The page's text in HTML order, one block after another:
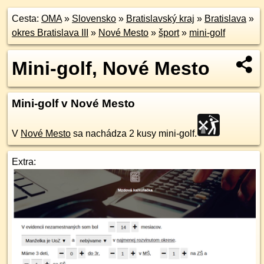
Cesta: OMA» Slovensko » Bratislavský kraj » Bratislava »
okres Bratislava III
» Nové Mesto » šport» mini-golf
Mini-golf, Nové Mesto
Mini-golf v Nové Mesto
V Nové Mesto sa nachádza 2 kusy mini-golf.
Extra: